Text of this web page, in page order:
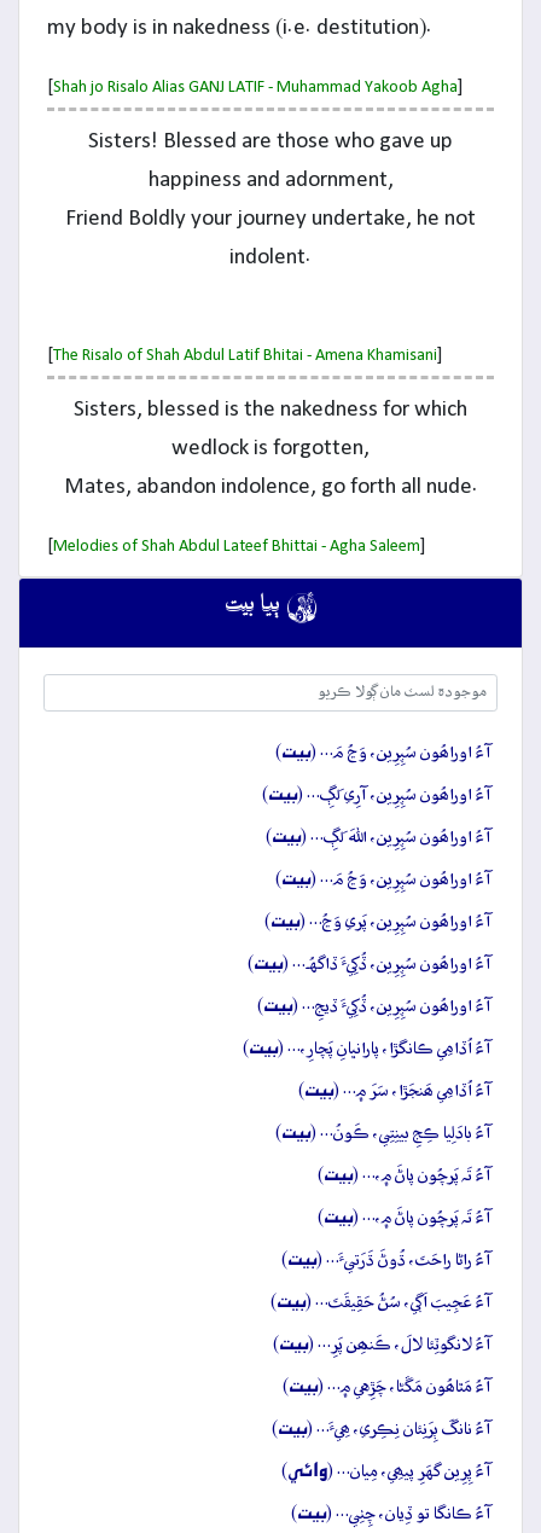
 ٻيا بيت
آءُ اوراھُون سُپِرِين، وَڃُ مَ… (بيت)
آءُ اوراھُون سُپِرِين، آرِي لَڳِ… (بيت)
آءُ اوراھُون سُپِرِين، اللهَ لَڳِ… (بيت)
آءُ اوراھُون سُپِرِين، وَڃُ مَ… (بيت)
آءُ اوراھُون سُپِرِين، پَري وَڃُ… (بيت)
آءُ اوراھُون سُپِرِين، ڏُکِيءَ ڏاگهُہ… (بيت)
آءُ اوراھُون سُپِرِين، ڏُکِيءَ ڏيجِ… (بيت)
آءُ اُڏامِي ڪانگڙا، پارانڀانِ پَچارِ،… (بيت)
آءُ اُڏامِي ھَنجَڙا، سَرَ ۾… (بيت)
آءُ بادَلِيا ڪِجِ بينِتِي، ڪَونُ… (بيت)
آءُ تَہ پَرچُون پاڻَ ۾،… (بيت)
آءُ تَہ پَرچُون پاڻَ ۾،… (بيت)
آءُ راڻا راحَتَ، ڌُوڻَ ڌَرَتيءَ… (بيت)
آءُ عَجِيبَ اَڳي، سُڻُ حَقِيقَتَ… (بيت)
آءُ لانگوٽِئا لالَ، ڪَنھِن پَرِ… (بيت)
آءُ مَٿاھُون مَڱڻا، چَڙِهي ۾… (بيت)
آءُ نانگَ ٻِرَنِئان نِڪِري، ھِيءَ… (بيت)
آءُ پِرِين گهَرِ پيھِي، مِيان… (وائِي)
آءُ ڪانگا تو ڏِيان، چِٺِي… (بيت)
my body is in nakedness (i.e. destitution).
[Shah jo Risalo Alias GANJ LATIF - Muhammad Yakoob Agha
Sisters! Blessed are those who gave up
happiness and adornment,
Friend Boldly your journey undertake, he not
indolent.
[The Risalo of Shah Abdul Latif Bhitai - Amena Khamisani
Sisters, blessed is the nakedness for which
wedlock is forgotten,
Mates, abandon indolence, go forth all nude.
[Melodies of Shah Abdul Lateef Bhittai - Agha Saleem